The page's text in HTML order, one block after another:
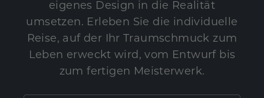
eigenes Design in die Realität
umsetzen. Erleben Sie die individuelle
Reise, auf der Ihr Traumschmuck zum
Leben erweckt wird, vom Entwurf bis
zum fertigen Meisterwerk.